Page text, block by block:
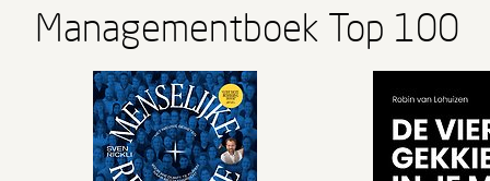
Managementboek Top 100